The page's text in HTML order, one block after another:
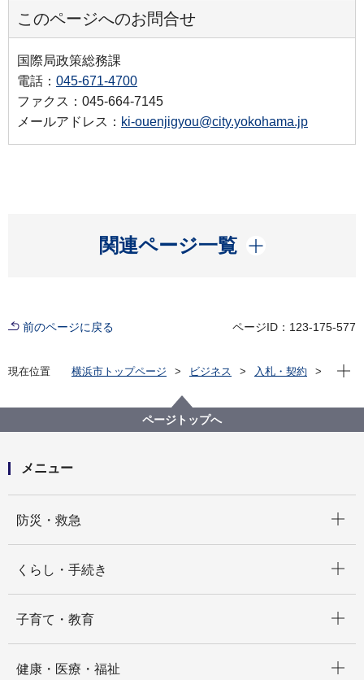
このページへのお問合せ
国際局政策総務課
電話： 045-671-4700
ファクス：045-664-7145
メールアドレス： ki-ouenjigyou@city.yokohama.jp
関連ページ一覧
開く
前のページに戻る ページID：123-175-577
現在位置 横浜市トップページ ビジネス
入札・契約
【公募型指名競争入札】高校生の海外留学支援事業に
係る企業版ふるさと納税等を活用した資金調達業務委
現在
ページトップへ
メニュー
防災・救急
くらし・手続き
子育て・教育
健康・医療・福祉